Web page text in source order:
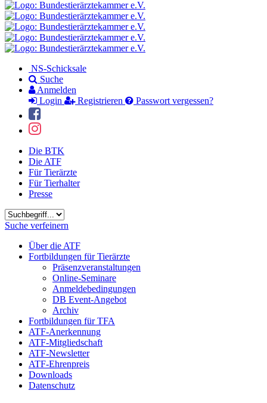
NS-Schicksale
Suche
Anmelden
Login
Registrieren Passwort vergessen?
Die BTK
Die ATF
Für Tierärzte
Für Tierhalter
Presse
Suchbegriff
Suche verfeinern
Über die ATF
Fortbildungen für Tierärzte
Präsenzveranstaltungen
Online-Seminare
Anmeldebedingungen
DB Event-Angebot
Archiv
Fortbildungen für TFA
ATF-Anerkennung
ATF-Mitgliedschaft
ATF-Newsletter
ATF-Ehrenpreis
Downloads
Datenschutz